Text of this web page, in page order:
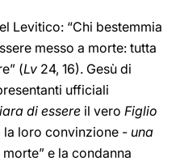
Levitico: “Chi bestemmia
messo a morte: tutta
(Lv 24, 16). Gesù di
ufficiali
di essere il vero Figlio
la loro convinzione - una
e la condanna